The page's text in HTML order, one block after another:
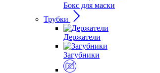
Бокс для маски
Трубки
Держатели
Загубники